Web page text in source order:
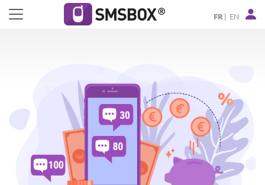
Panneau de gestion des cookies
FR EN